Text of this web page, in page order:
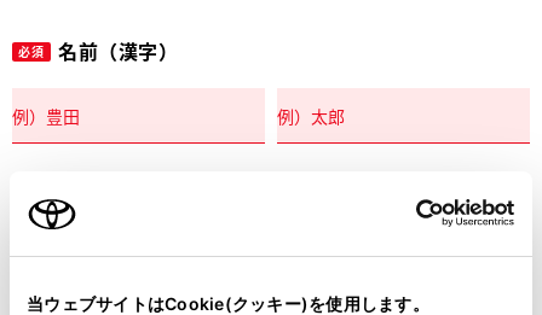
当ウェブサイトはCookie(クッキー)を使用します。
必須 名前（漢字）
必須 名前（カナ）